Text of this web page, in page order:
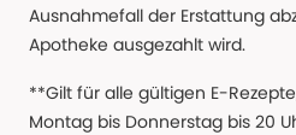
Ausnahmefall der Erstattung
Apotheke ausgezahlt wird.
**Gilt für alle gültigen E-
Montag bis Donnerstag bis 20